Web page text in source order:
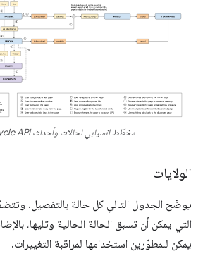
مخطّط انسيابي لحالات وأحداث Page Lifecycle API
الولايات
يوضّح الجدول التالي كل حالة بالتفصيل.
التي يمكن أن تسبق الحالة الحالية وتليها،
يمكن للمطوّرين استخدامها لمراقبة التغييرات.